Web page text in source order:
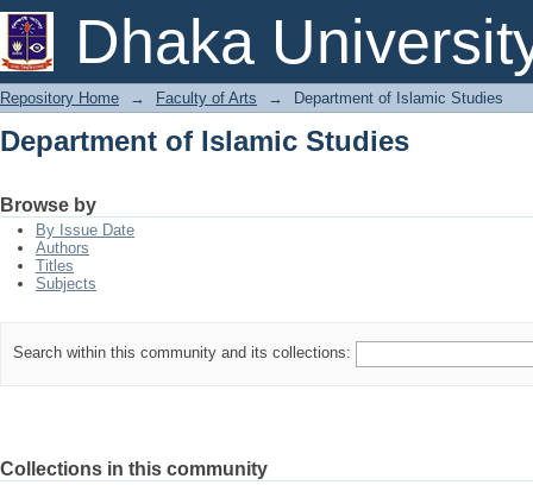
Dhaka
Department of Islamic Studies
Repository Home → Faculty of Arts → Department of Islamic Studies
Department of Islamic Studies
Browse by
By Issue Date
Authors
Titles
Subjects
Search within this community and its collections:
Collections in this community